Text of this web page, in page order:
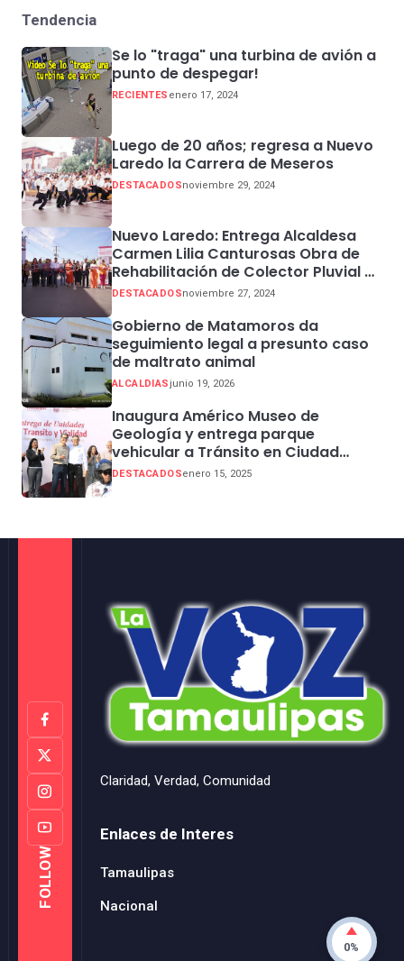
Tendencia
Se lo "traga" una turbina de avión a
punto de despegar!
RECIENTES enero 17, 2024
Luego de 20 años; regresa a Nuevo
Laredo la Carrera de Meseros
DESTACADOSnoviembre 29, 2024
Nuevo Laredo: Entrega Alcaldesa
Carmen Lilia Canturosas Obra de
Rehabilitación de Colector Pluvial en
Sector Centro
DESTACADOSnoviembre 27, 2024
Gobierno de Matamoros da
seguimiento legal a presunto caso
de maltrato animal
ALCALDIASjunio 19, 2026
Inaugura Américo Museo de
Geología y entrega parque
vehicular a Tránsito en Ciudad
Madero
DESTACADOSenero 15, 2025
FOLLOW
Claridad, Verdad, Comunidad
Enlaces de Interes
Tamaulipas
Nacional
0%